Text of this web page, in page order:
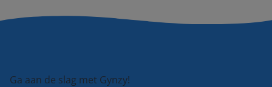
Ga aan de slag met Gynzy!